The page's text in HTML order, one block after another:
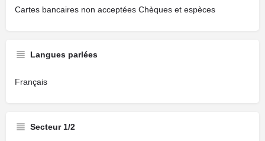
Cartes bancaires non acceptées Chèques et espèces
Langues parlées
Français
Secteur 1/2